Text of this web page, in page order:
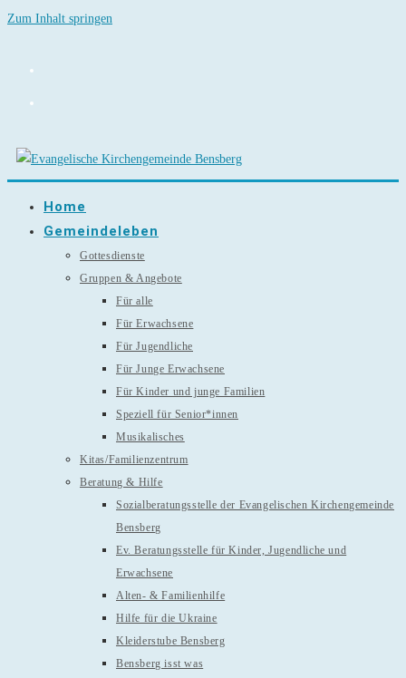
Zum Inhalt springen
Home
Gemeindeleben
Gottesdienste
Gruppen & Angebote
Für alle
Für Erwachsene
Für Jugendliche
Für Junge Erwachsene
Für Kinder und junge Familien
Speziell für Senior*innen
Musikalisches
Kitas/Familienzentrum
Beratung & Hilfe
Sozialberatungsstelle der Evangelischen Kirchengemeinde
Bensberg
Ev. Beratungsstelle für Kinder, Jugendliche und
Erwachsene
Alten- & Familienhilfe
Hilfe für die Ukraine
Kleiderstube Bensberg
Bensberg isst was